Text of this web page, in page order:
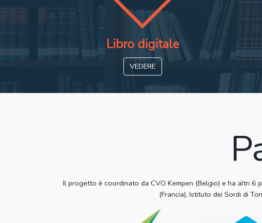
Libro digitale
VEDERE
Il progetto è coordinato da CVO Kempen (Belgio) e ha altri 6
(Francia), Istituto dei Sordi di